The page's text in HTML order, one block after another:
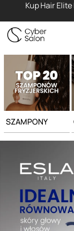
Kup Hair
SZAMPONY
Strona główna -